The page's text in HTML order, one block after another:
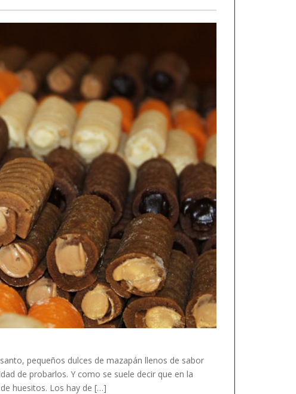
pequeños dulces de mazapán llenos de sabor
de probarlos. Y como se suele decir que en la
huesitos. Los hay de […]